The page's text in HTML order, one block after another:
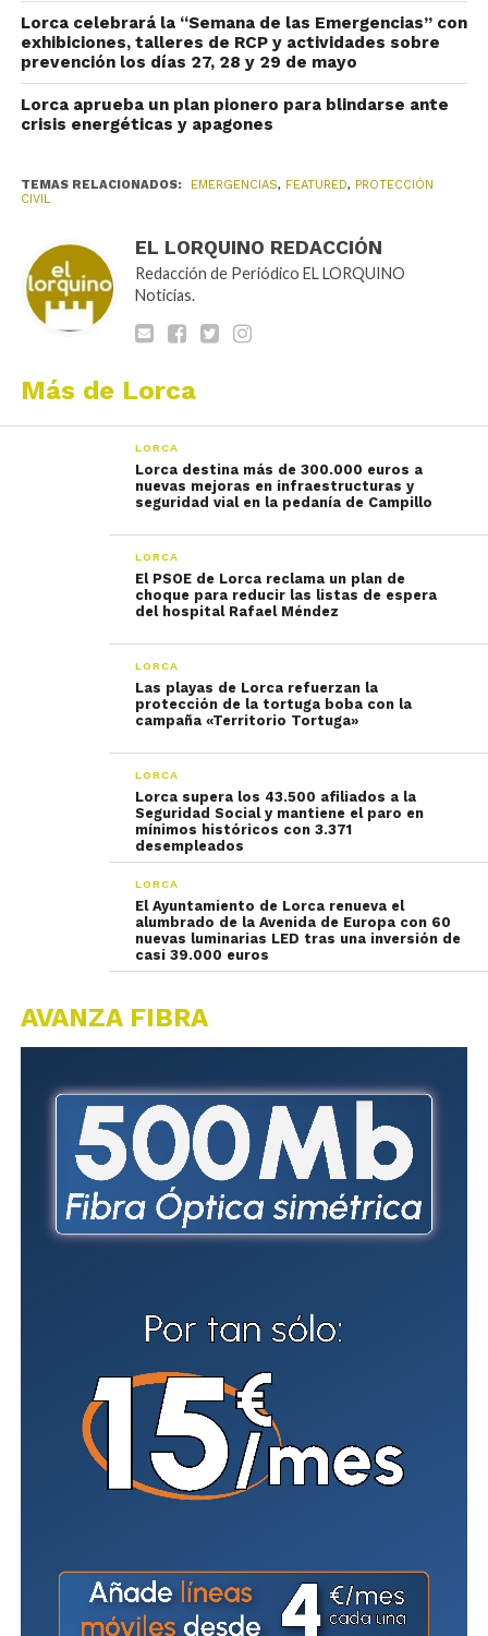
Lorca celebrará la “Semana de las Emergencias” con
exhibiciones, talleres de RCP y actividades sobre
prevención los días 27, 28 y 29 de mayo
Lorca aprueba un plan pionero para blindarse ante
crisis energéticas y apagones
TEMAS RELACIONADOS: EMERGENCIAS, FEATURED, PROTECCIÓN
CIVIL
EL LORQUINO REDACCIÓN
Redacción de Periódico EL LORQUINO
Noticias.
Más de Lorca
LORCA
Lorca destina más de 300.000 euros a
nuevas mejoras en infraestructuras y
seguridad vial en la pedanía de Campillo
LORCA
El PSOE de Lorca reclama un plan de
choque para reducir las listas de espera
del hospital Rafael Méndez
LORCA
Las playas de Lorca refuerzan la
protección de la tortuga boba con la
campaña «Territorio Tortuga»
LORCA
Lorca supera los 43.500 afiliados a la
Seguridad Social y mantiene el paro en
mínimos históricos con 3.371
desempleados
LORCA
El Ayuntamiento de Lorca renueva el
alumbrado de la Avenida de Europa con 60
nuevas luminarias LED tras una inversión de
casi 39.000 euros
AVANZA FIBRA